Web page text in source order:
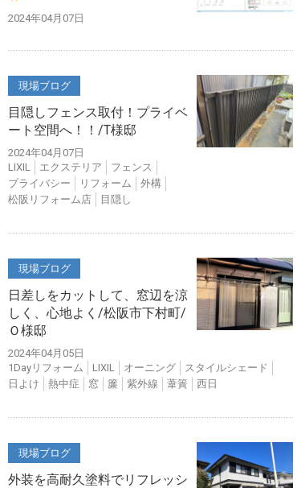
2024年04月07日
現場ブログ
目隠しフェンス取付！プライベ
ート空間へ！！/T様邸
2024年04月07日
LIXIL
エクステリア
フェンス
プライバシー
リフォーム
外構
松阪リフォーム店
目隠し
現場ブログ
日差しをカットして、窓辺を涼
しく、心地よく/松阪市下村町/
Ｏ様邸
2024年04月05日
1Dayリフォーム
LIXIL オーニング
スタイルシェード
日よけ
熱中症 窓 簾 紫外線 葦簀 西日
現場ブログ
外装を高耐久塗料でリフレッシ